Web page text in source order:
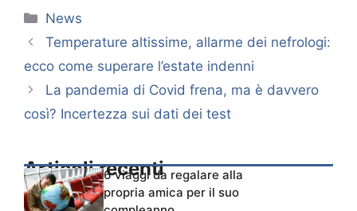
Categorie
News
Temperature altissime, allarme dei nefrologi:
ecco come superare l’estate indenni
La pandemia di Covid frena, ma è davvero
così? Incertezza sui dati dei test
Articoli recenti6 viaggi da regalare alla
propria amica per il suo